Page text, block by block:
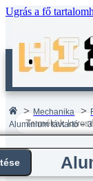
Ugrás a fő
Search
...
Mechanika
Alumínium távtartó –